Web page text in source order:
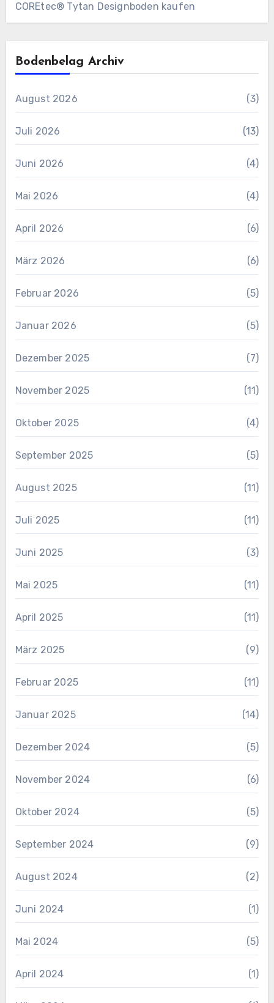
COREtec® Tytan Designboden kaufen
Bodenbelag Archiv
August 2026 (3)
Juli 2026 (13)
Juni 2026 (4)
Mai 2026 (4)
April 2026 (6)
März 2026 (6)
Februar 2026 (5)
Januar 2026 (5)
Dezember 2025 (7)
November 2025 (11)
Oktober 2025 (4)
September 2025 (5)
August 2025 (11)
Juli 2025 (11)
Juni 2025 (3)
Mai 2025 (11)
April 2025 (11)
März 2025 (9)
Februar 2025 (11)
Januar 2025 (14)
Dezember 2024 (5)
November 2024 (6)
Oktober 2024 (5)
September 2024 (9)
August 2024 (2)
Juni 2024 (1)
Mai 2024 (5)
April 2024 (1)